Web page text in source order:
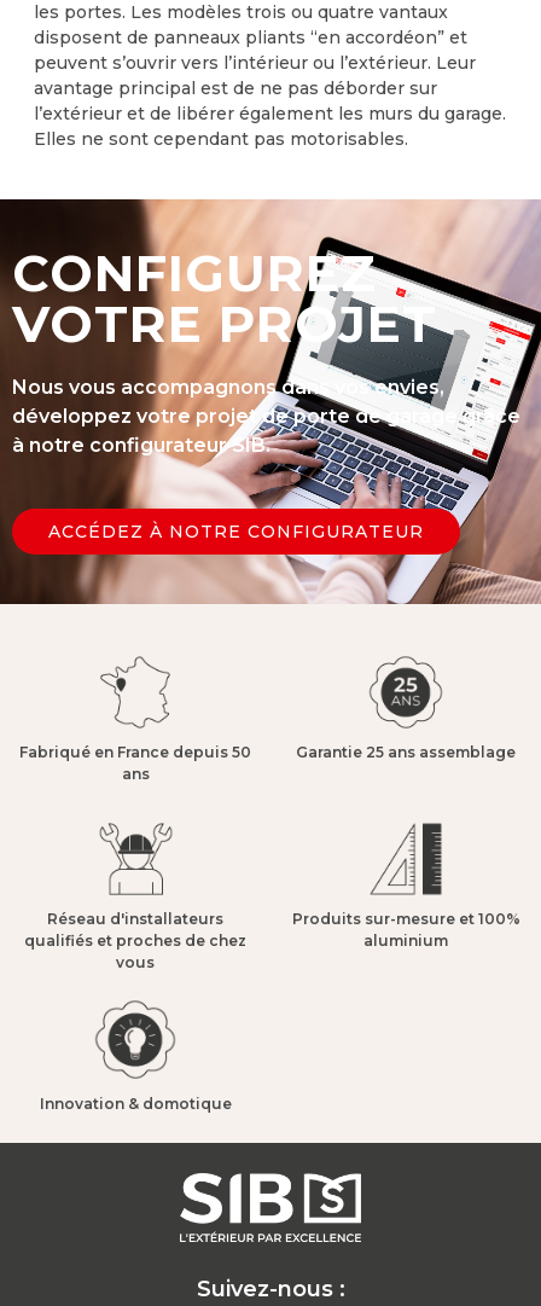
les portes. Les modèles trois ou quatre vantaux
disposent de panneaux pliants “en accordéon” et
peuvent s’ouvrir vers l’intérieur ou l’extérieur. Leur
avantage principal est de ne pas déborder sur
l’extérieur et de libérer également les murs du garage.
Elles ne sont cependant pas motorisables.
CONFIGUREZ
VOTRE PROJET
Nous vous accompagnons dans vos envies,
développez votre projet de porte de garage grâce
à notre configurateur SIB.
ACCÉDEZ À NOTRE CONFIGURATEUR
Fabriqué en France depuis 50
ans​
Garantie 25 ans assemblage​
Réseau d'installateurs
qualifiés et proches de chez
vous​
Produits sur-mesure et 100%
aluminium​
Innovation & domotique​
Suivez-nous :